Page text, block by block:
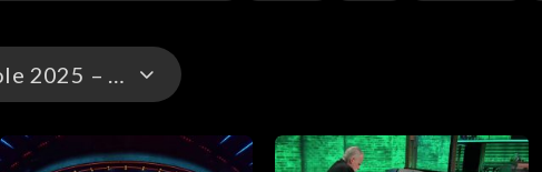
Opole 2025 – występy
2026